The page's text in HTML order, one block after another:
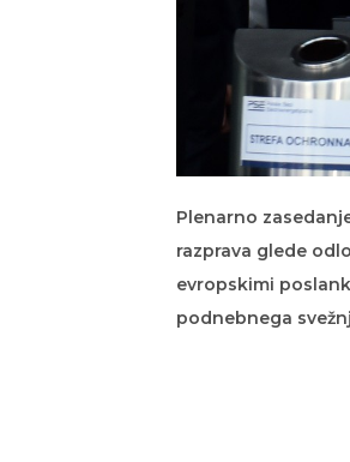
Plenarno
razprava glede
evropskimi
podnebnega